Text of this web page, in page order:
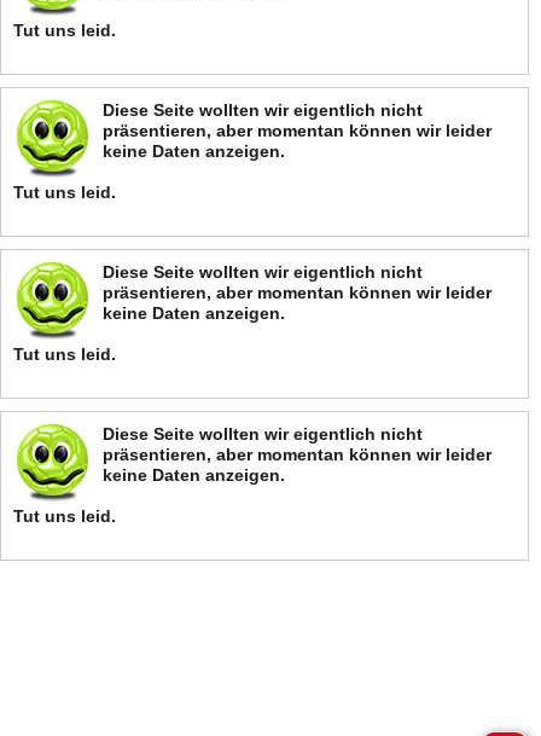
Tut uns leid.
Diese Seite wollten wir eigentlich nicht
präsentieren, aber momentan können wir leider
keine Daten anzeigen.
Tut uns leid.
Diese Seite wollten wir eigentlich nicht
präsentieren, aber momentan können wir leider
keine Daten anzeigen.
Tut uns leid.
Diese Seite wollten wir eigentlich nicht
präsentieren, aber momentan können wir leider
keine Daten anzeigen.
Tut uns leid.